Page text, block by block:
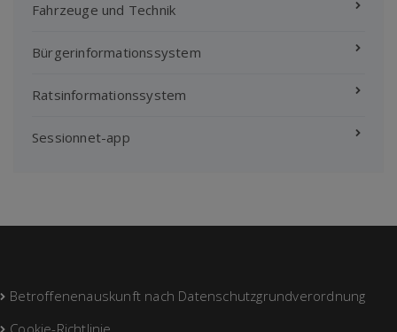
Fahrzeuge und Technik
Bürgerinformationssystem
Ratsinformationssystem
Sessionnet-app
Betroffenenauskunft nach Datenschutzgrundverordnung
Cookie-Richtlinie